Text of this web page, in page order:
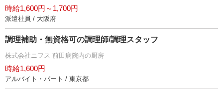
時給1,600円～1,700円
派遣社員 / 大阪府
調理補助・無資格可の調理師/調理スタッフ
株式会社ニフス 前田病院内の厨房
時給1,600円
アルバイト・パート / 東京都